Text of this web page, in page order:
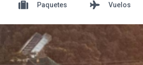
Paquetes Vuelos